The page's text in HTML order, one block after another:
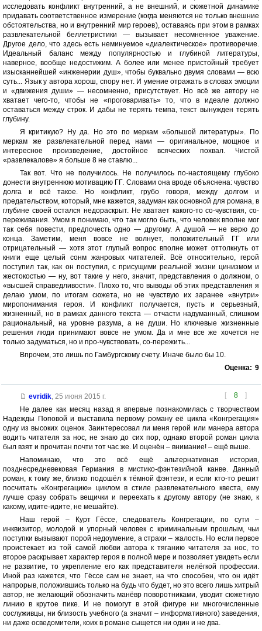
исследовать конфликт внутренний, а не внешний, и сюжетной динамике
придавать соответственное измерение (когда меняются не только внешние
обстоятельства, но и внутренний мир героев), оставаясь при этом в рамках
развлекательной беллетристики — вызывает несомненное уважение.
Другое дело, что здесь есть неминуемое «диалектическое» противоречие.
Идеальный баланс между популярностью и глубиной литературы,
наверное, вообще недостижим. А более или менее пристойный требует
изысканнейшей «инженерии душ», чтобы буквально двумя словами — всю
суть... Язык у автора хорош, спору нет. И умение отражать в словах эмоции
и «движения души» — несомненно, присутствует. Но всё же автору не
хватает чего-то, чтобы не «проговаривать» то, что в идеале должно
оставаться между строк. И дабы не терять темпа, текст вынужден терять
глубину.
Я критикую? Ну да. Но это по меркам «большой литературы». По
меркам же развлекательной перед нами — оригинальное, мощное и
интересное произведение, достойное всяческих похвал. Чистой
«развлекалове» я больше 8 не ставлю...
Так вот. Что не получилось. Не получилось по-настоящему глубоко
донести внутреннюю мотивацию ГГ. Словами она вроде объяснена: чувство
долга и всё такое. Но конфликт, грубо говоря, между долгом и
предательством, который, мне кажется, задуман как основной для романа, в
глубине своей остался недораскрыт. Не хватает какого-то со-чувствия, со-
переживания. Умом я понимаю, что так могло быть, что человек вполне мог
так себя повести, предпочесть одно — другому. А душой — не верю до
конца. Заметим, меня вовсе не волнует, положительный ГГ или
отрицательный — хотя этот глупый вопрос вполне может оттолкнуть от
книги еще целый сонм жанровых читателей. Всё относительно, герой
поступил так, как он поступил, с присущими реальной жизни цинизмом и
жестокостью — ну, вот такие у него, значит, представления о должном, о
«высшей справедливости». Плохо то, что выводы об этих представления я
делаю умом, по итогам сюжета, но не чувствую их заранее «внутри»
миропонимания героя. И конфликт получается, пусть и серьезный,
жизненный, но в рамках данного текста — отчасти надуманный, слишком
рациональный, на уровне разума, а не души. Но ключевые жизненные
решения люди принимают вовсе не умом. Да и мне все же хочется не
только задуматься, но и про-чувствовать, со-пережить...
Впрочем, это лишь по Гамбургскому счету. Иначе было бы 10.
Оценка: 9
[ 8 ]
evridik, 25 июня 2015 г.
Не далее как месяц назад я впервые познакомилась с творчеством
Надежды Поповой и выставила первому роману её цикла «Конгрегация»
одну из высоких оценок. Заинтересовал ли меня герой или манера автора
водить читателя за нос, не знаю до сих пор, однако второй роман цикла
был взят и прочитан почти тот час же. И оценён – внимание! – ещё выше.
Напоминаю, что это всё ещё альтернативная история,
позднесредневековая Германия в мистико-фэнтезийной канве. Данный
роман, к тому же, близко подошёл к тёмной фэнтези, и если кто-то решит
посчитать «Конгрегацию» циклом в стиле развлекательного квеста, ему
лучше сразу собрать вещички и переехать к другому автору (не знаю, к
какому, идите-идите, не мешайте).
Наш герой – Курт Гёссе, следователь Конгрегации, по сути –
инквизитор, молодой и упорный человек с криминальным прошлым, чьи
поступки вызывают порой недоумение, а страхи – жалость. Но если первое
проистекает из той самой любви автора к тяганию читателя за нос, то
второе раскрывает характер героя в полной мере и позволяет увидеть если
не развитие, то укрепление его как представителя нелёгкой профессии.
Иной раз кажется, что Гёссе сам не знает, на что способен, что он идёт
напрорыв, положившись только на будь что будет, но это всего лишь хитрый
автор, не желающий обозначить манёвр поворотниками, уводит сюжетную
линию в крутое пике. И не помогут в этой фигуре ни многочисленные
сослуживцы, ни близость учебного (а значит – информативного) заведения,
ни даже осведомители, коих в романе сыщется ни один и не два.